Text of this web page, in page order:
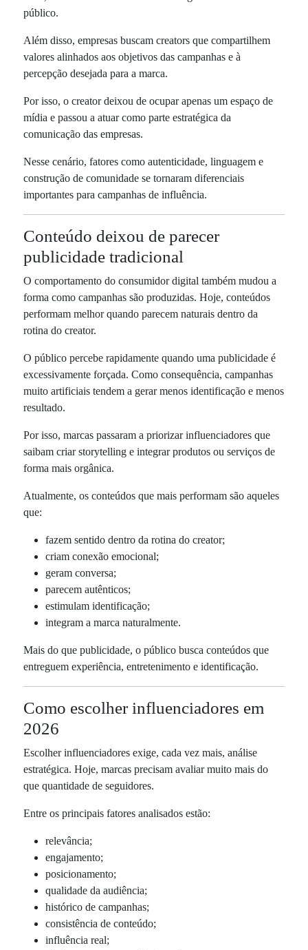
público.
Além disso, empresas buscam creators que compartilhem
valores alinhados aos objetivos das campanhas e à
percepção desejada para a marca.
Por isso, o creator deixou de ocupar apenas um espaço de
mídia e passou a atuar como parte estratégica da
comunicação das empresas.
Nesse cenário, fatores como autenticidade, linguagem e
construção de comunidade se tornaram diferenciais
importantes para campanhas de influência.
Conteúdo deixou de parecer
publicidade tradicional
O comportamento do consumidor digital também mudou a
forma como campanhas são produzidas. Hoje, conteúdos
performam melhor quando parecem naturais dentro da
rotina do creator.
O público percebe rapidamente quando uma publicidade é
excessivamente forçada. Como consequência, campanhas
muito artificiais tendem a gerar menos identificação e menos
resultado.
Por isso, marcas passaram a priorizar influenciadores que
saibam criar storytelling e integrar produtos ou serviços de
forma mais orgânica.
Atualmente, os conteúdos que mais performam são aqueles
que:
fazem sentido dentro da rotina do creator;
criam conexão emocional;
geram conversa;
parecem autênticos;
estimulam identificação;
integram a marca naturalmente.
Mais do que publicidade, o público busca conteúdos que
entreguem experiência, entretenimento e identificação.
Como escolher influenciadores em
2026
Escolher influenciadores exige, cada vez mais, análise
estratégica. Hoje, marcas precisam avaliar muito mais do
que quantidade de seguidores.
Entre os principais fatores analisados estão:
relevância;
engajamento;
posicionamento;
qualidade da audiência;
histórico de campanhas;
consistência de conteúdo;
influência real;